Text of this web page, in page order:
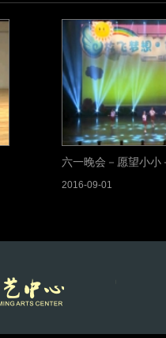
六一晚会－愿望小小
2016-09-01